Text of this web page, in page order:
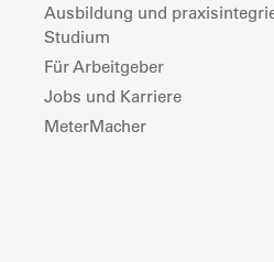
Ausbildung und
Studium
Für Arbeitgeber
Jobs und Karriere
MeterMacher